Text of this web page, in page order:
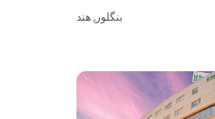
بنگلور,هند